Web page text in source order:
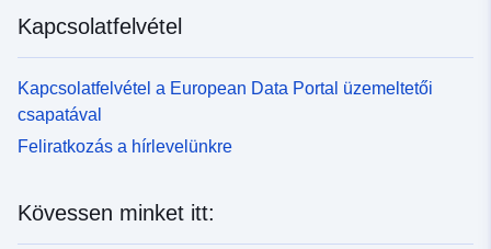
Kapcsolatfelvétel
Kapcsolatfelvétel a European Data Portal üzemeltetői
csapatával
Feliratkozás a hírlevelünkre
Kövessen minket itt: